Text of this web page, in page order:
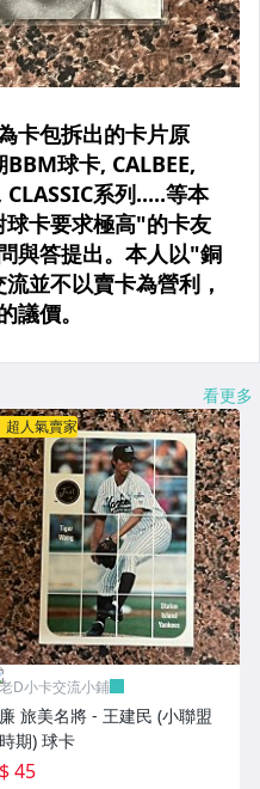
看更多
超人氣賣家
老D小卡交流小鋪
廉 旅美名將 - 王建民 (小聯盟
時期) 球卡
$ 45